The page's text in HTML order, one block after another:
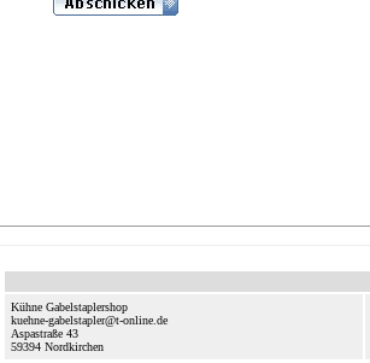
Kühne Gabelstaplershop
kuehne-gabelstapler@t-online.de
Aspastraße 43
59394 Nordkirchen